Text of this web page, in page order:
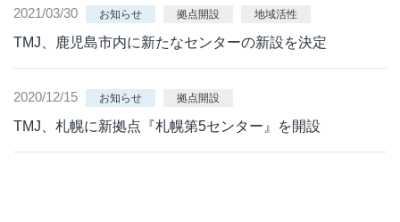
2021/03/30 お知らせ 拠点開設 地域活性
TMJ、鹿児島市内に新たなセンターの新設を決定
2020/12/15 お知らせ 拠点開設
TMJ、札幌に新拠点『札幌第5センター』を開設